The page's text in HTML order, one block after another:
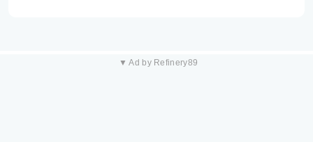
▼ Ad by Refinery89